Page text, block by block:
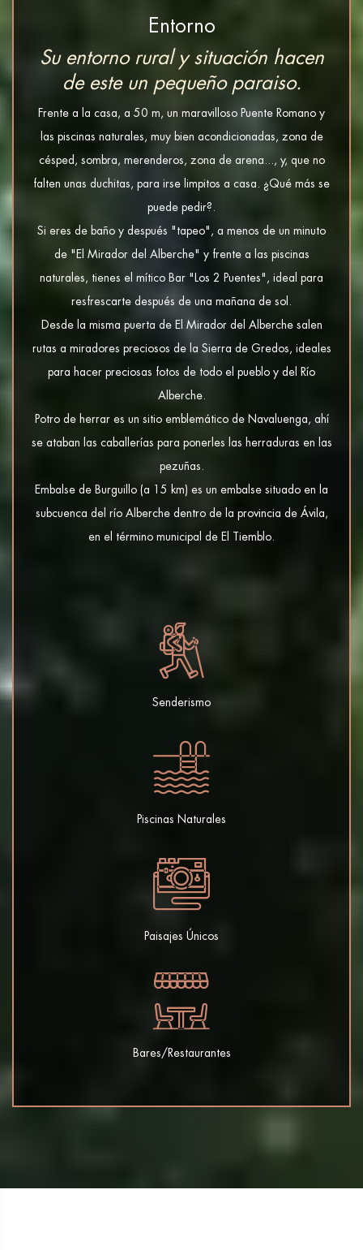
Entorno
Su entorno rural y situación hacen
de este un pequeño paraiso.
Frente a la casa, a 50 m, un maravilloso Puente Romano y
las piscinas naturales, muy bien acondicionadas, zona de
césped, sombra, merenderos, zona de arena..., y, que no
falten unas duchitas, para irse limpitos a casa. ¿Qué más se
puede pedir?.
Si eres de baño y después "tapeo", a menos de un minuto
de "El Mirador del Alberche" y frente a las piscinas
naturales, tienes el mítico Bar "Los 2 Puentes", ideal para
resfrescarte después de una mañana de sol.
Desde la misma puerta de El Mirador del Alberche salen
rutas a miradores preciosos de la Sierra de Gredos, ideales
para hacer preciosas fotos de todo el pueblo y del Río
Alberche.
Potro de herrar es un sitio emblemático de Navaluenga, ahí
se ataban las caballerías para ponerles las herraduras en las
pezuñas.
Embalse de Burguillo (a 15 km) es un embalse situado en la
subcuenca del río Alberche dentro de la provincia de Ávila,
en el término municipal de El Tiemblo.
Senderismo
Piscinas Naturales
Paisajes Únicos
Bares/Restaurantes